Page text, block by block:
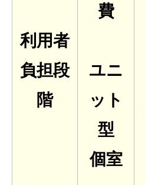
利用者
負担段
階
費
ユニ
ット
型
個室